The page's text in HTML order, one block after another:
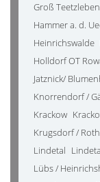
Groß Teetzleben
Hammer a. d.
Heinrichswalde
Holldorf OT
Jatznick/
Knorrendorf /
Krackow
Krugsdorf /
Lindetal
Lübs /